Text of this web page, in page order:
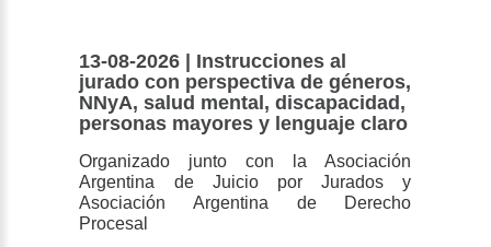
13-08-2026 | Instrucciones al
jurado con perspectiva de géneros,
NNyA, salud mental, discapacidad,
personas mayores y lenguaje claro
Organizado junto con la Asociación
Argentina de Juicio por Jurados y
Asociación Argentina de Derecho
Procesal